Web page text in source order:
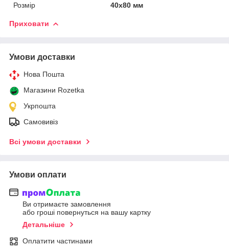
Розмір
40х80 мм
Приховати
Умови доставки
Нова Пошта
Магазини Rozetka
Укрпошта
Самовивіз
Всі умови доставки
Умови оплати
Ви отримаєте замовлення
або гроші повернуться на вашу картку
Детальніше
Оплатити частинами